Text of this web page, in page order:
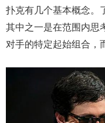
扑克有几个基本概念。
其中之一是在范围内思
对手的特定起始组合，